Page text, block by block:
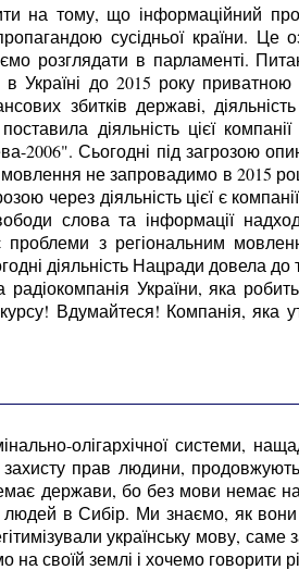
на тому, що інформаційний
сусідньої країни.
розглядати в парламенті.
Україні до 2015 року
збитків державі,
діяльність цієї
Сьогодні під загрозою
не запровадимо в 2015
через діяльність цієї є
слова та інформації
з регіональним
діяльність Нацради довела до
України, яка
Вдумайтеся! Компанія, яка
олігархічної системи,
прав людини, продовжують
держави, бо без мови немає
людей в Сибір. Ми знаємо, як
українську мову,
своїй землі і хочемо говорити